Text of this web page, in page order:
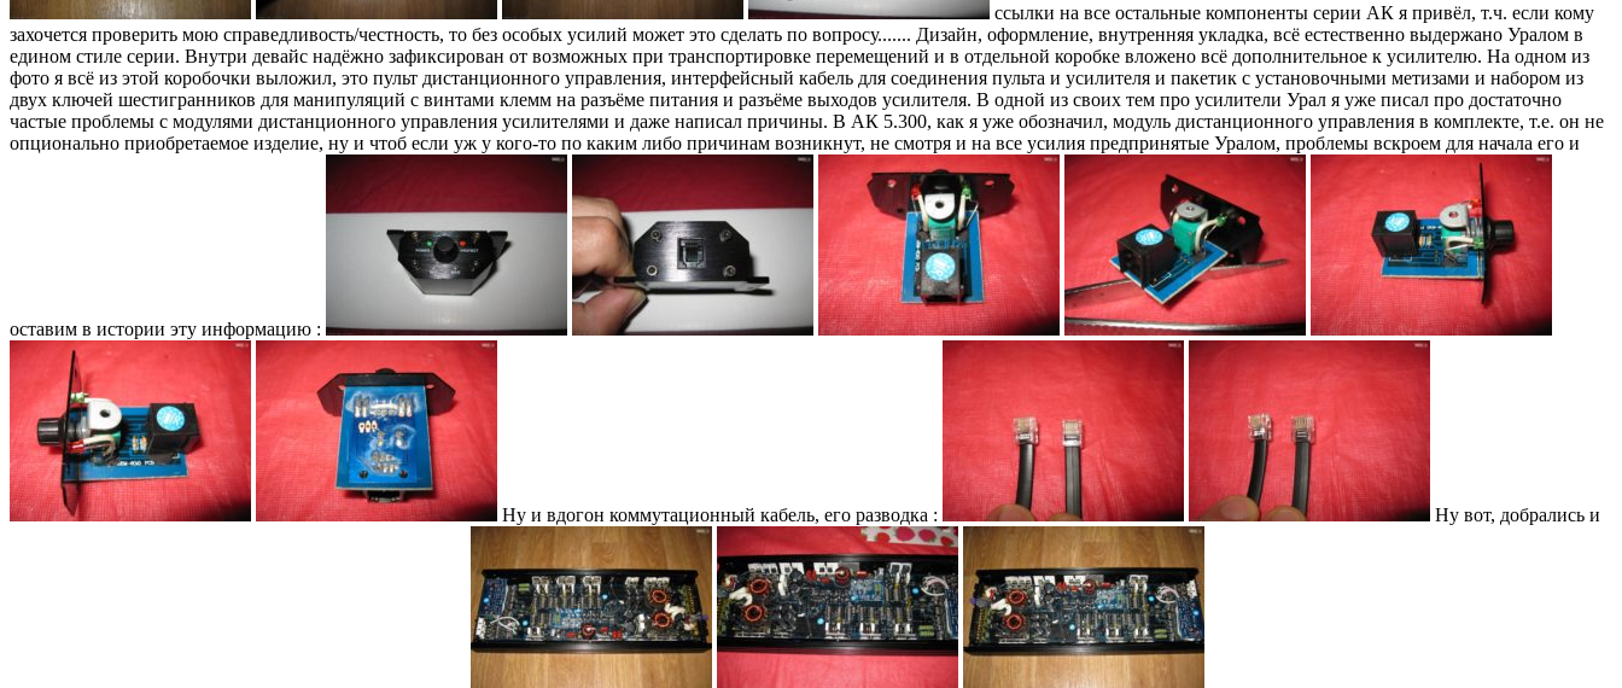
ссылки на все остальные компоненты серии АК я привёл, т.ч. если кому
захочется проверить мою справедливость/честность, то без особых усилий может это сделать по вопросу....... Дизайн, оформление, внутренняя укладка, всё естественно выдержано Уралом в
едином стиле серии. Внутри девайс надёжно зафиксирован от возможных при транспортировке перемещений и в отдельной коробке вложено всё дополнительное к усилителю. На одном из
фото я всё из этой коробочки выложил, это пульт дистанционного управления, интерфейсный кабель для соединения пульта и усилителя и пакетик с установочными метизами и набором из
двух ключей шестигранников для манипуляций с винтами клемм на разъёме питания и разъёме выходов усилителя. В одной из своих тем про усилители Урал я уже писал про достаточно
частые проблемы с модулями дистанционного управления усилителями и даже написал причины. В АК 5.300, как я уже обозначил, модуль дистанционного управления в комплекте, т.е. он не
опционально приобретаемое изделие, ну и чтоб если уж у кого-то по каким либо причинам возникнут, не смотря и на все усилия предпринятые Уралом, проблемы вскроем для начала его и
оставим в истории эту информацию :
Ну и вдогон коммутационный кабель, его разводка : Ну вот, добрались и